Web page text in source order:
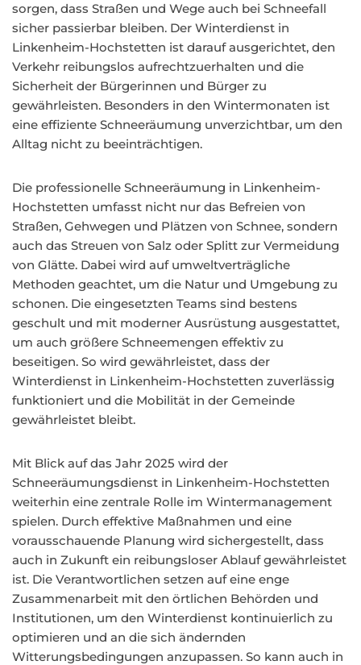
sorgen, dass Straßen und Wege auch bei Schneefall
sicher passierbar bleiben. Der Winterdienst in
Linkenheim-Hochstetten ist darauf ausgerichtet, den
Verkehr reibungslos aufrechtzuerhalten und die
Sicherheit der Bürgerinnen und Bürger zu
gewährleisten. Besonders in den Wintermonaten ist
eine effiziente Schneeräumung unverzichtbar, um den
Alltag nicht zu beeinträchtigen.
Die professionelle Schneeräumung in Linkenheim-
Hochstetten umfasst nicht nur das Befreien von
Straßen, Gehwegen und Plätzen von Schnee, sondern
auch das Streuen von Salz oder Splitt zur Vermeidung
von Glätte. Dabei wird auf umweltverträgliche
Methoden geachtet, um die Natur und Umgebung zu
schonen. Die eingesetzten Teams sind bestens
geschult und mit moderner Ausrüstung ausgestattet,
um auch größere Schneemengen effektiv zu
beseitigen. So wird gewährleistet, dass der
Winterdienst in Linkenheim-Hochstetten zuverlässig
funktioniert und die Mobilität in der Gemeinde
gewährleistet bleibt.
Mit Blick auf das Jahr 2025 wird der
Schneeräumungsdienst in Linkenheim-Hochstetten
weiterhin eine zentrale Rolle im Wintermanagement
spielen. Durch effektive Maßnahmen und eine
vorausschauende Planung wird sichergestellt, dass
auch in Zukunft ein reibungsloser Ablauf gewährleistet
ist. Die Verantwortlichen setzen auf eine enge
Zusammenarbeit mit den örtlichen Behörden und
Institutionen, um den Winterdienst kontinuierlich zu
optimieren und an die sich ändernden
Witterungsbedingungen anzupassen. So kann auch in